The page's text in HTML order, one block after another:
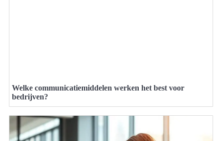
Welke communicatiemiddelen werken het best voor
bedrijven?